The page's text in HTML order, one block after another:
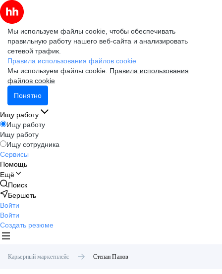
Мы используем файлы cookie, чтобы обеспечивать
правильную работу нашего веб-сайта и анализировать
сетевой трафик.
Правила использования файлов cookie
Мы используем файлы cookie. Правила использования
файлов cookie
Понятно
Ищу работу
Ищу работу
Ищу работу
Ищу сотрудника
Сервисы
Помощь
Ещё
Поиск
Бершеть
Войти
Войти
Создать резюме
Карьерный маркетплейс Степан Панов